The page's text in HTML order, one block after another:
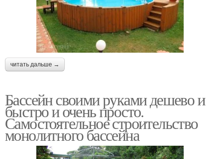
читать дальше →
Бассейн своими руками дешево и
быстро и очень просто.
Самостоятельное строительство
монолитного бассейна